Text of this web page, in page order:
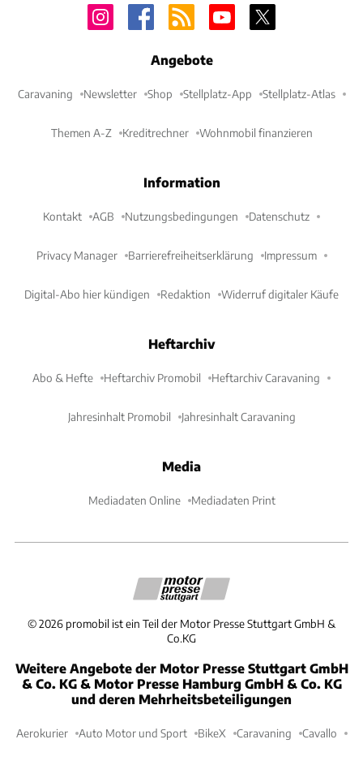
Angebote
Caravaning Newsletter Shop Stellplatz-App Stellplatz-Atlas
Themen A-Z Kreditrechner Wohnmobil finanzieren
Information
Kontakt AGB Nutzungsbedingungen Datenschutz
Privacy Manager Barrierefreiheitserklärung Impressum
Digital-Abo hier kündigen Redaktion Widerruf digitaler Käufe
Heftarchiv
Abo & Hefte Heftarchiv Promobil Heftarchiv Caravaning
Jahresinhalt Promobil Jahresinhalt Caravaning
Media
Mediadaten Online Mediadaten Print
©2026 promobil ist ein Teil der Motor Presse Stuttgart GmbH &
Co.KG
Weitere Angebote der Motor Presse Stuttgart GmbH
& Co. KG & Motor Presse Hamburg GmbH & Co. KG
und deren Mehrheitsbeteiligungen
Aerokurier Auto Motor und Sport BikeX Caravaning Cavallo